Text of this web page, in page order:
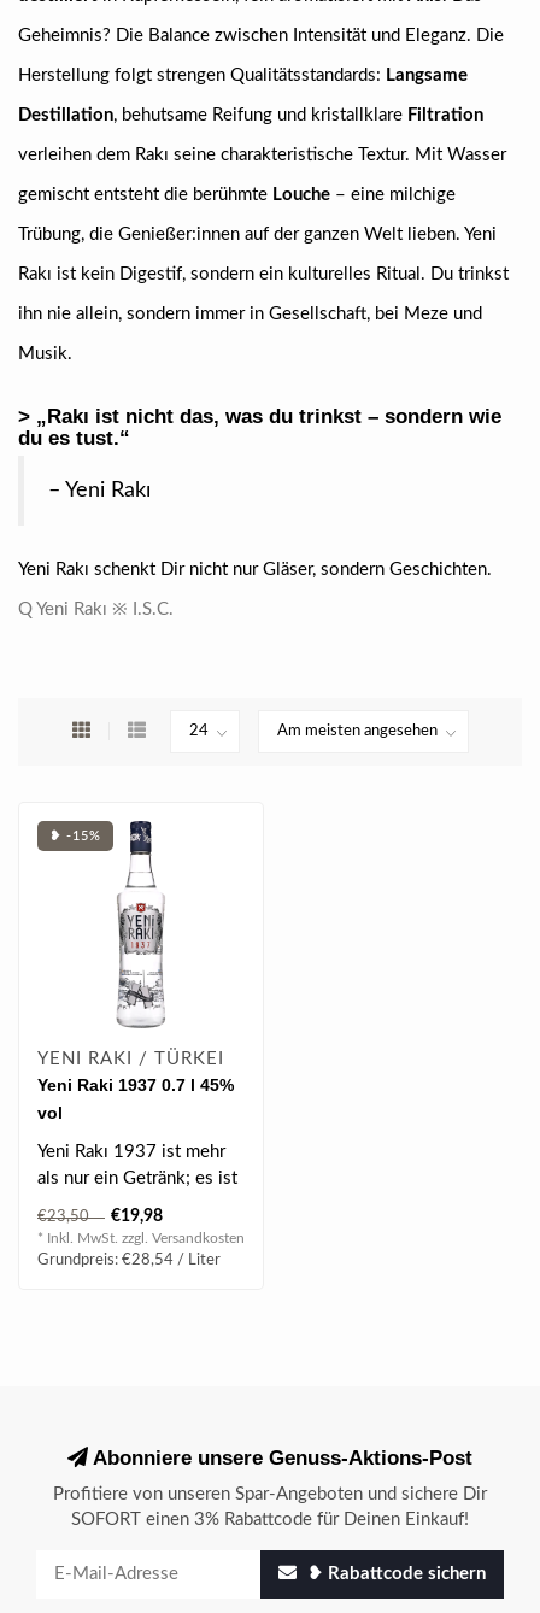
Geheimnis? Die Balance zwischen Intensität und Eleganz. Die
Herstellung folgt strengen Qualitätsstandards: Langsame
Destillation, behutsame Reifung und kristallklare Filtration
verleihen dem Rakı seine charakteristische Textur. Mit Wasser
gemischt entsteht die berühmte Louche – eine milchige
Trübung, die Genießer:innen auf der ganzen Welt lieben. Yeni
Rakı ist kein Digestif, sondern ein kulturelles Ritual. Du trinkst
ihn nie allein, sondern immer in Gesellschaft, bei Meze und
Musik.
> „Rakı ist nicht das, was du trinkst – sondern wie
du es tust.“
– Yeni Rakı
Yeni Rakı schenkt Dir nicht nur Gläser, sondern Geschichten.
Q Yeni Rakı ※ I.S.C.
❥ -15%
YENI RAKI / TÜRKEI
Yeni Raki 1937 0.7 l 45%
vol
Yeni Rakı 1937 ist mehr
als nur ein Getränk; es ist
ein Erlebnis, das dich auf..
€23,50 €19,98
* Inkl. MwSt. zzgl. Versandkosten
Grundpreis: €28,54 / Liter
Abonniere unsere Genuss-Aktions-Post
Profitiere von unseren Spar-Angeboten und sichere Dir
SOFORT einen 3% Rabattcode für Deinen Einkauf!
❥ Rabattcode sichern